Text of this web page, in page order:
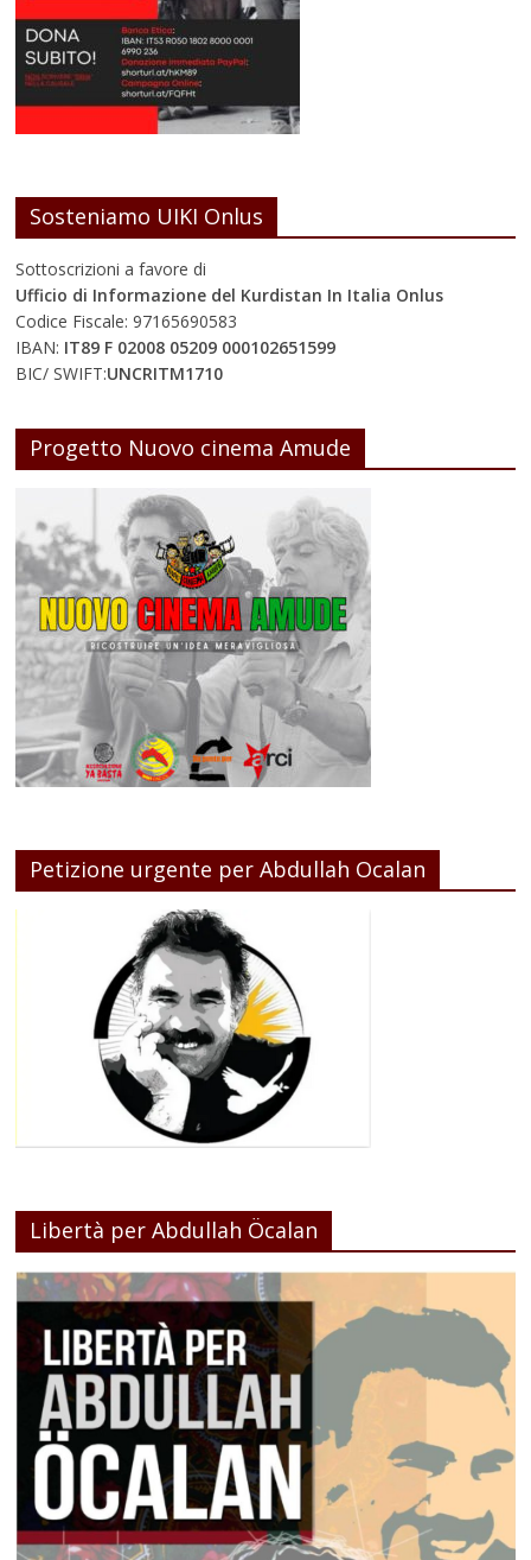
Sosteniamo UIKI Onlus
Sottoscrizioni a favore di
Ufficio di Informazione del Kurdistan In Italia Onlus
Codice Fiscale: 97165690583
IBAN: IT89 F 02008 05209 000102651599
BIC/ SWIFT:UNCRITM1710
Progetto Nuovo cinema Amude
Petizione urgente per Abdullah Ocalan
Libertà per Abdullah Öcalan